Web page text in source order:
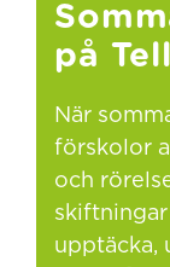
på
När
förskolor
och
upptäcka,